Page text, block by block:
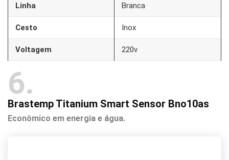
Linha Branca
Cesto Inox
Voltagem 220v
6
Brastemp Titanium Smart Sensor Bno10as
Econômico em energia e água.